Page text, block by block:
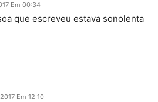
Em 00:34
que escreveu estava sonolenta
Em 12:10